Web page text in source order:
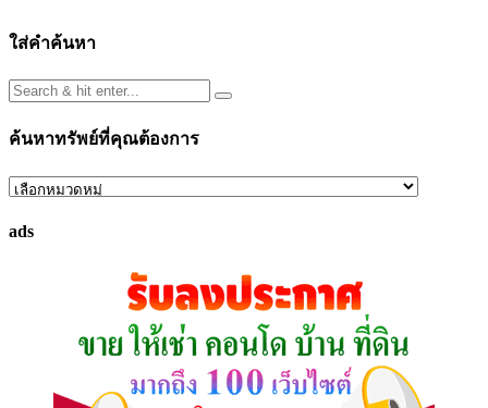
ใส่คำค้นหา
ค้นหาทรัพย์ที่คุณต้องการ
ค้นหา
ที่
ads